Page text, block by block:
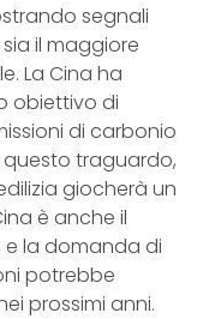
segnali
il maggiore
La Cina ha
obiettivo di
di carbonio
questo traguardo,
giocherà un
è anche il
la domanda di
potrebbe
prossimi anni.